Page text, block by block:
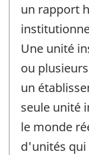
un rapport
Une unité
ou
un
seule unité
le monde
d'unités qui